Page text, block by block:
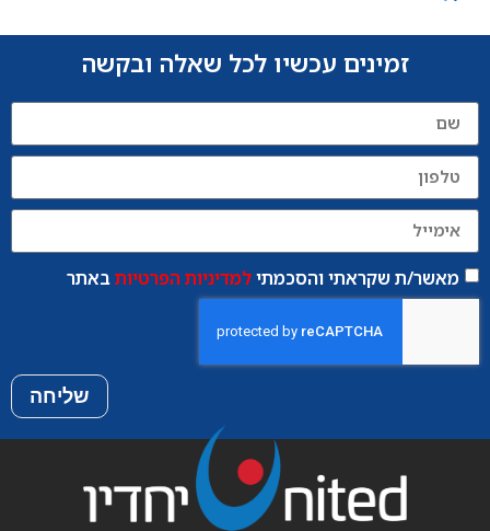
זמינים עכשיו לכל שאלה ובקשה
מאשר/ת שקראתי והסכמתילמדיניות הפרטיותבאתר
שליחה